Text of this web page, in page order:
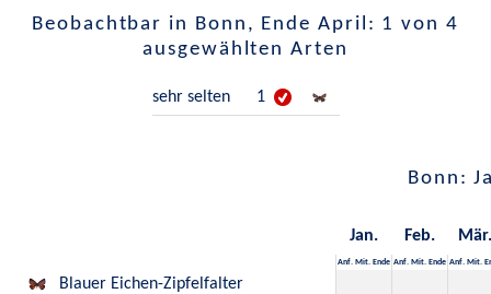
Beobachtbar in Bonn, Ende April: 1 von 4
ausgewählten Arten
sehr selten 1
Bonn:
Jan. Feb. Mär.
Anf. Mit. Ende Anf. Mit. Ende Anf. Mit.
Blauer Eichen-Zipfelfalter